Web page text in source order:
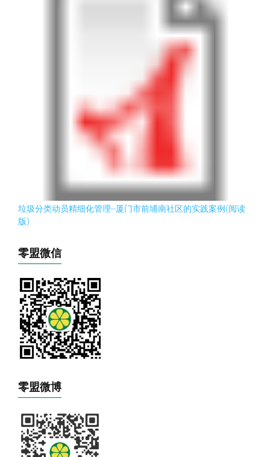
垃圾分类动员精细化管理--厦门市前埔南社区的实践案例(阅读
版)
零盟微信
零盟微博